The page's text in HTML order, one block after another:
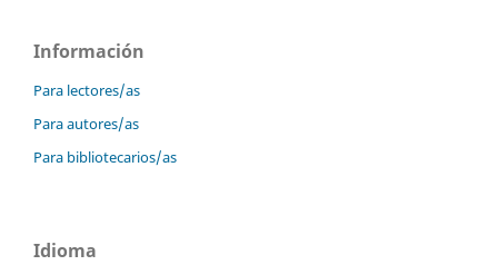
Información
Para lectores/as
Para autores/as
Para bibliotecarios/as
Idioma